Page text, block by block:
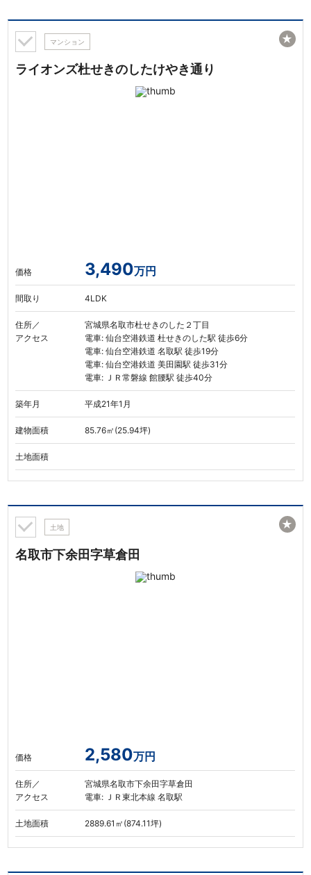
マンション
ライオンズ杜せきのしたけやき通り
価格 3,490万円
間取り 4LDK
住所／
アクセス
宮城県名取市杜せきのした２丁目
電車: 仙台空港鉄道 杜せきのした駅 徒歩6分
電車: 仙台空港鉄道 名取駅 徒歩19分
電車: 仙台空港鉄道 美田園駅 徒歩31分
電車: ＪＲ常磐線 館腰駅 徒歩40分
築年月 平成21年1月
建物面積 85.76㎡(25.94坪)
土地面積
★
土地
名取市下余田字草倉田
価格 2,580万円
住所／
アクセス
宮城県名取市下余田字草倉田
電車: ＪＲ東北本線 名取駅
土地面積 2889.61㎡(874.11坪)
★